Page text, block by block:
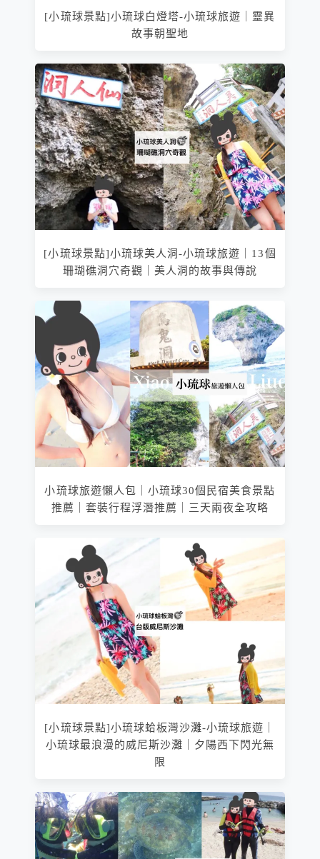
[小琉球景點]小琉球白燈塔-小琉球旅遊｜靈異
故事朝聖地
[小琉球景點]小琉球美人洞-小琉球旅遊｜13個
珊瑚礁洞穴奇觀｜美人洞的故事與傳說
小琉球旅遊懶人包｜小琉球30個民宿美食景點
推薦｜套裝行程浮潛推薦｜三天兩夜全攻略
[小琉球景點]小琉球蛤板灣沙灘-小琉球旅遊｜
小琉球最浪漫的威尼斯沙灘｜夕陽西下閃光無
限